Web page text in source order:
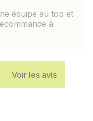
équipe au top et
à
Voir les avis